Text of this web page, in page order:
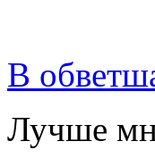
В
Лучше